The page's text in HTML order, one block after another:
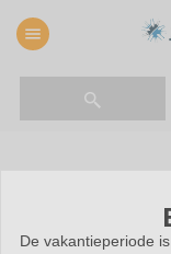
menu
/
De vakantieperiode